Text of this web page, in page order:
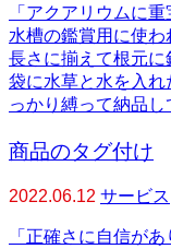
「アクアリウムに
水槽の鑑賞用に使
長さに揃えて根元
袋に水草と水を入
っかり縛って納品し
商品のタグ付け
2022.06.12 サービス
「正確さに自信が